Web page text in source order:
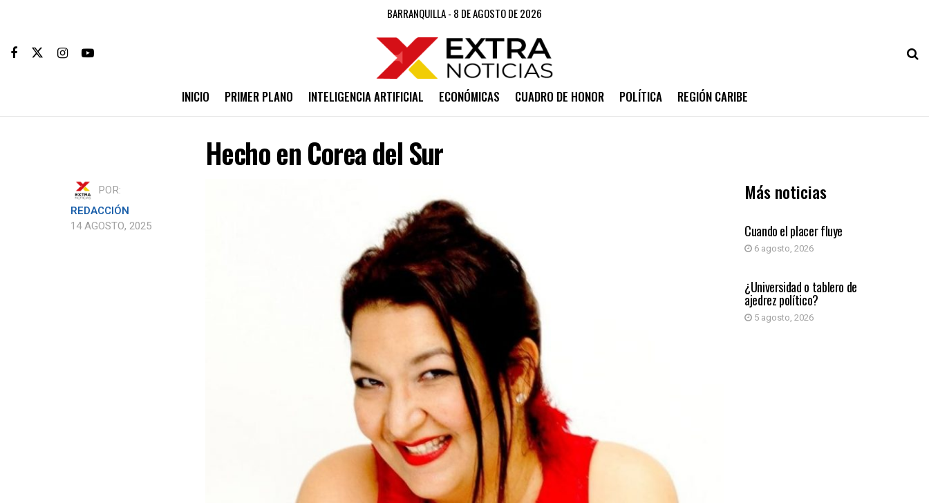
BARRANQUILLA - 8 DE AGOSTO DE 2026
INICIO PRIMER PLANO INTELIGENCIA ARTIFICIAL ECONÓMICAS CUADRO DE HONOR POLÍTICA REGIÓN CARIBE
Hecho en Corea del Sur
POR:
REDACCIÓN
14 AGOSTO, 2025
Más noticias
COLUMNA DE OPINIÓN
Cuando el placer fluye
6 agosto, 2026
COLUMNA DE OPINIÓN
¿Universidad o tablero de
ajedrez político?
5 agosto, 2026